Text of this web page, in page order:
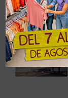
Últimas